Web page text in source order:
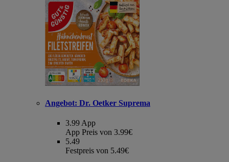
Angebot: Dr. Oetker Suprema
3.99 App
App Preis von 3.99€
5.49
Festpreis von 5.49€